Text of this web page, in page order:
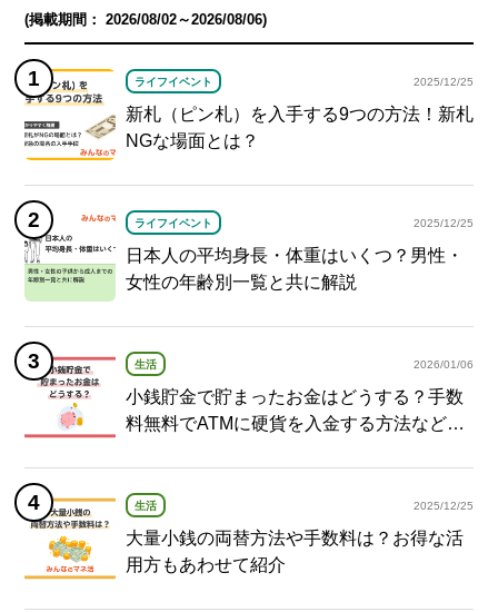
(掲載期間： 2026/08/02～2026/08/06)
ライフイベント 2025/12/25
新札（ピン札）を入手する9つの方法！新札
NGな場面とは？
ライフイベント 2025/12/25
日本人の平均身長・体重はいくつ？男性・
女性の年齢別一覧と共に解説
生活 2026/01/06
小銭貯金で貯まったお金はどうする？手数
料無料でATMに硬貨を入金する方法など紹
生活 2025/12/25
大量小銭の両替方法や手数料は？お得な活
用方もあわせて紹介